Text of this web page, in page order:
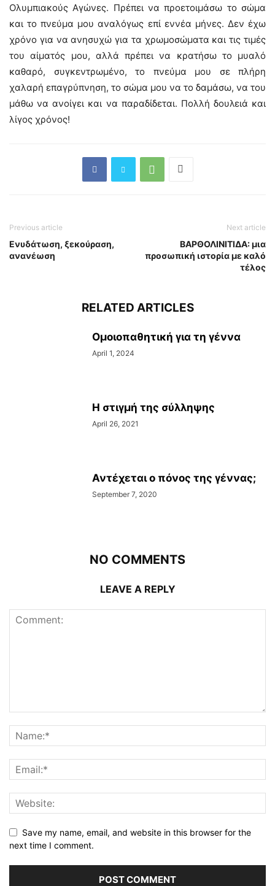
Ολυμπιακούς Αγώνες. Πρέπει να προετοιμάσω το σώμα
και το πνεύμα μου αναλόγως επί εννέα μήνες. Δεν έχω
χρόνο για να ανησυχώ για τα χρωμοσώματα και τις τιμές
του αίματός μου, αλλά πρέπει να κρατήσω το μυαλό
καθαρό, συγκεντρωμένο, το πνεύμα μου σε πλήρη
χαλαρή επαγρύπνηση, το σώμα μου να το δαμάσω, να του
μάθω να ανοίγει και να παραδίδεται. Πολλή δουλειά και
λίγος χρόνος!
Previous article
Ενυδάτωση, ξεκούραση,
ανανέωση
Next article
ΒΑΡΘΟΛΙΝΙΤΙΔΑ: μια
προσωπική ιστορία με καλό
τέλος
RELATED ARTICLES
Ομοιοπαθητική για τη γέννα
April 1, 2024
Η στιγμή της σύλληψης
April 26, 2021
Αντέχεται ο πόνος της γέννας;
September 7, 2020
NO COMMENTS
LEAVE A REPLY
Save my name, email, and website in this browser for the
next time I comment.